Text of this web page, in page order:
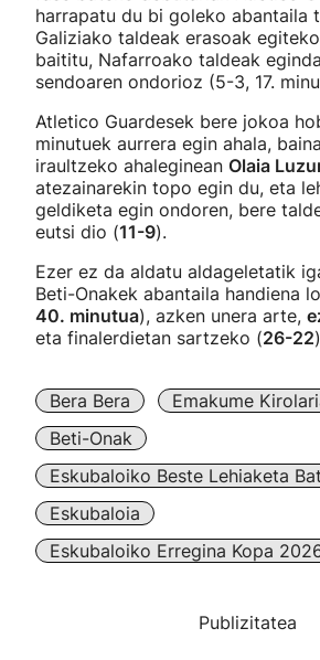
harrapatu du bi goleko abantaila
Galiziako taldeak erasoak
baititu, Nafarroako taldeak
sendoaren ondorioz (5-3, 17.
Atletico Guardesek bere jokoa
minutuek aurrera egin ahala,
iraultzeko ahaleginean Olaia
atezainarekin topo egin du, eta
geldiketa egin ondoren, bere
eutsi dio (11-9).
Ezer ez da aldatu aldageletatik
Beti-Onakek abantaila handiena
40. minutua), azken unera arte,
eta finalerdietan sartzeko (26-22
Bera Bera
Emakume
Beti-Onak
Eskubaloiko Beste Lehiaketa
Eskubaloia
Eskubaloiko Erregina Kopa
Publizitatea